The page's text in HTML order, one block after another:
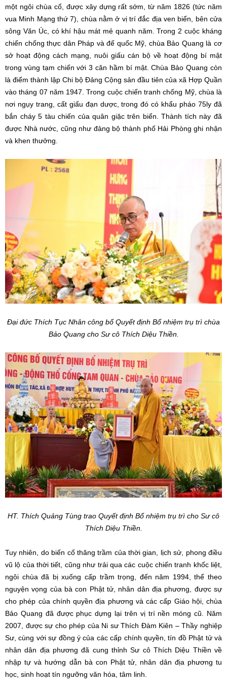
một ngôi chùa cổ, được xây dựng rất sớm, từ năm 1826 (tức năm
vua Minh Mạng thứ 7), chùa nằm ở vị trí đắc địa ven biển, bên cửa
sông Văn Úc, có khí hậu mát mẻ quanh năm. Trong 2 cuộc kháng
chiến chống thực dân Pháp và đế quốc Mỹ, chùa Bảo Quang là cơ
sở hoạt động cách mạng, nuôi giấu cán bộ về hoạt động bí mật
trong vùng tạm chiến với 3 căn hầm bí mật. Chùa Bảo Quang còn
là điểm thành lập Chi bộ Đảng Cộng sản đầu tiên của xã Hợp Quần
vào tháng 07 năm 1947. Trong cuộc chiến tranh chống Mỹ, chùa là
nơi ngụy trang, cất giấu đạn dược, trong đó có khẩu pháo 75ly đã
bắn cháy 5 tàu chiến của quân giặc trên biển. Thành tích này đã
được Nhà nước, cũng như đảng bộ thành phố Hải Phòng ghi nhận
và khen thưởng.
Đại đức Thích Tục Nhân công bố Quyết định Bổ nhiệm trụ trì chùa
Bảo Quang cho Sư cô Thích Diệu Thiền.
HT. Thích Quảng Tùng trao Quyết định Bổ nhiệm trụ trì cho Sư cô
Thích Diệu Thiền.
Tuy nhiên, do biến cố thăng trầm của thời gian, lịch sử, phong điều
vũ lộ của thời tiết, cũng như trải qua các cuộc chiến tranh khốc liệt,
ngôi chùa đã bị xuống cấp trầm trọng, đến năm 1994, thể theo
nguyện vọng của bà con Phật tử, nhân dân địa phương, được sự
cho phép của chính quyền địa phương và các cấp Giáo hội, chùa
Bảo Quang đã được phục dựng lại trên vị trí nền móng cũ. Năm
2007, được sự cho phép của Ni sư Thích Đàm Kiên – Thầy nghiệp
Sư, cùng với sự đồng ý của các cấp chính quyền, tín đồ Phật tử và
nhân dân địa phương đã cung thỉnh Sư cô Thích Diệu Thiền về
nhập tự và hướng dẫn bà con Phật tử, nhân dân địa phương tu
học, sinh hoạt tín ngưỡng văn hóa, tâm linh.